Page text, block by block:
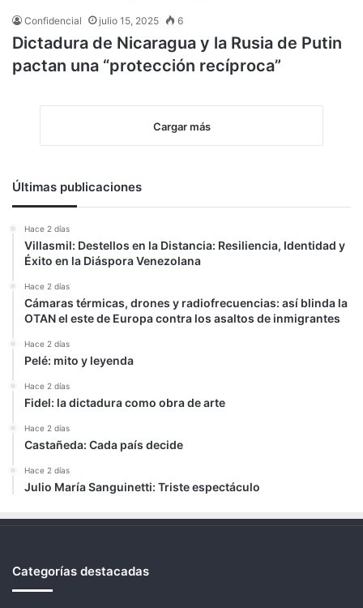
Confidencial julio 15, 2025 6
Dictadura de Nicaragua y la Rusia de Putin
pactan una “protección recíproca”
Cargar más
Últimas publicaciones
Hace 2 días
Villasmil: Destellos en la Distancia: Resiliencia, Identidad y
Éxito en la Diáspora Venezolana
Hace 2 días
Cámaras térmicas, drones y radiofrecuencias: así blinda la
OTAN el este de Europa contra los asaltos de inmigrantes
Hace 2 días
Pelé: mito y leyenda
Hace 2 días
Fidel: la dictadura como obra de arte
Hace 2 días
Castañeda: Cada país decide
Hace 2 días
Julio María Sanguinetti: Triste espectáculo
Categorías destacadas